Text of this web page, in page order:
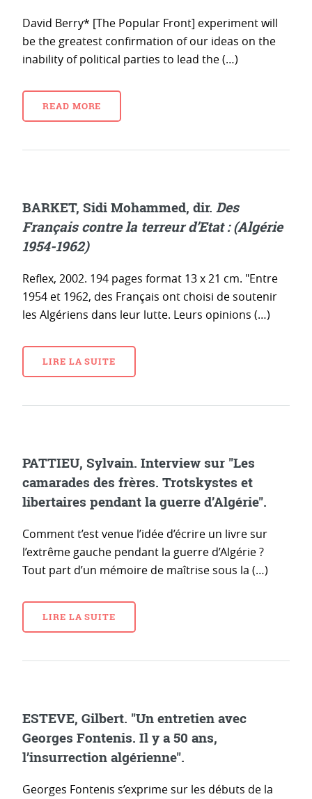
David Berry* [The Popular Front] experiment will
be the greatest confirmation of our ideas on the
inability of political parties to lead the (…)
READ MORE
BARKET, Sidi Mohammed, dir. Des
Français contre la terreur d’Etat : (Algérie
1954-1962)
Reflex, 2002. 194 pages format 13 x 21 cm. "Entre
1954 et 1962, des Français ont choisi de soutenir
les Algériens dans leur lutte. Leurs opinions (…)
LIRE LA SUITE
PATTIEU, Sylvain. Interview sur "Les
camarades des frères. Trotskystes et
libertaires pendant la guerre d’Algérie".
Comment t’est venue l’idée d’écrire un livre sur
l’extrême gauche pendant la guerre d’Algérie ?
Tout part d’un mémoire de maîtrise sous la (…)
LIRE LA SUITE
ESTEVE, Gilbert. "Un entretien avec
Georges Fontenis. Il y a 50 ans,
l’insurrection algérienne".
Georges Fontenis s’exprime sur les débuts de la